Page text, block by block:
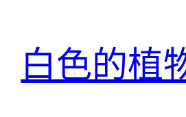
白色的植